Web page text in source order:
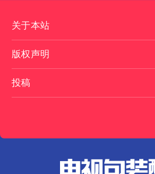
关于本站
版权声明
投稿